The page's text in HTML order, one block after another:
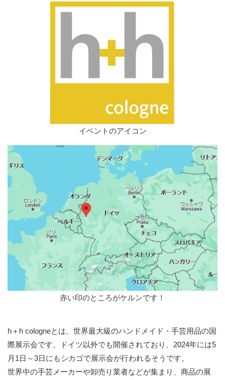
イベントのアイコン
赤い印のところがケルンです！
h＋h cologneとは、世界最大級のハンドメイド・手芸用品の国
際展示会です。ドイツ以外でも開催されており、2024年には5
月1日～3日にもシカゴで展示会が行われるそうです。
世界中の手芸メーカーや卸売り業者などが集まり、商品の展